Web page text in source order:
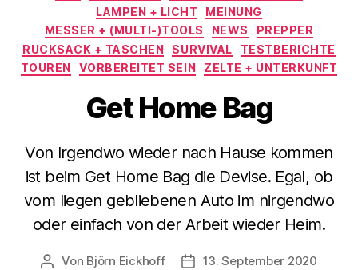
LAMPEN + LICHT
MEINUNG
MESSER + (MULTI-)TOOLS
NEWS
PREPPER
RUCKSACK + TASCHEN
SURVIVAL
TESTBERICHTE
TOUREN
VORBEREITET SEIN ZELTE + UNTERKUNFT
Get Home Bag
Von Irgendwo wieder nach Hause kommen
ist beim Get Home Bag die Devise. Egal, ob
vom liegen gebliebenen Auto im nirgendwo
oder einfach von der Arbeit wieder Heim.
Beitragsautor
Von Björn Eickhoff Veröffentlichungsdatum
13. September 2020